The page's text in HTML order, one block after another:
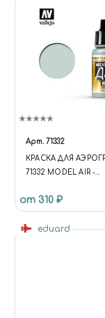
Арт. 71332
КРАСКА ДЛЯ
71332 MODEL AIR -
VALLEJO 71332
от 310 ₽
eduard